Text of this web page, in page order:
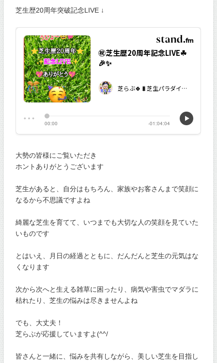
芝生歴20周年突破記念LIVE ↓
大勢の皆様にご覧いただき
ホントありがとうございます
芝生があると、自分はもちろん、家族やお客さんまで笑顔に
なるから不思議ですよね
綺麗な芝生を育てて、いつまでも大切な人の笑顔を見ていた
いものです
とはいえ、月日の経過とともに、だんだんと芝生の元気はな
くなります
次から次へと生える雑草に困ったり、病気や害虫でマダラに
枯れたり、芝生の悩みは尽きませんよね
でも、大丈夫！
芝らぶが応援していますよ(^^/
皆さんと一緒に、悩みを共有しながら、美しい芝生を目指し